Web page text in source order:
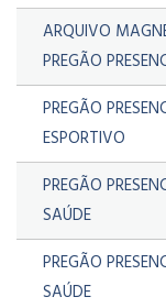
ARQUIVO
PREGÃO
PREGÃO
ESPORTIVO
PREGÃO
SAÚDE
PREGÃO
SAÚDE